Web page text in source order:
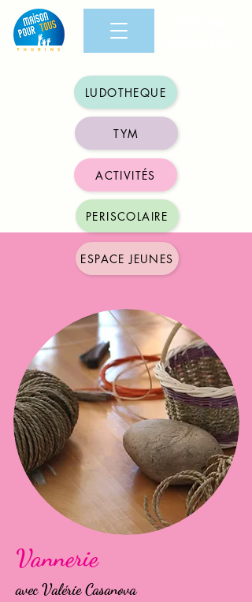
LUDOTHEQUE
TYM
ACTIVITÉS
PERISCOLAIRE
ESPACE JEUNES
Vannerie
avec Valérie Casanova